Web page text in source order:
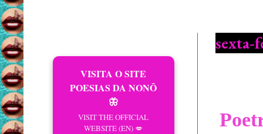
sexta-
VISITA O SITE
POESIAS DA NONÔ
🦋
VISIT THE OFFICIAL
WEBSITE (EN) 💋